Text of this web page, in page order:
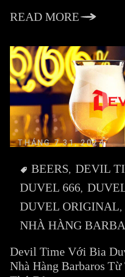
READ MORE
THÁNG 7 31, 2024
BEERS DEVIL
DUVEL 666
DUVEL ORIGINAL
NHÀ HÀNG
Devil Time Với Bia
Nhà Hàng Barbaros